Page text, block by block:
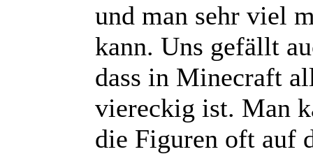
und man sehr viel
kann. Uns gefällt
dass in Minecraft
viereckig ist. Man
die Figuren oft auf